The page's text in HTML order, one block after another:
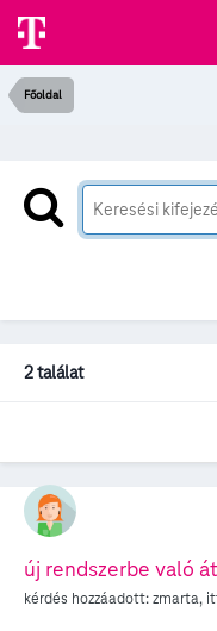
Főoldal
2 találat
új rendszerbe való
kérdés hozzáadott:zmarta,